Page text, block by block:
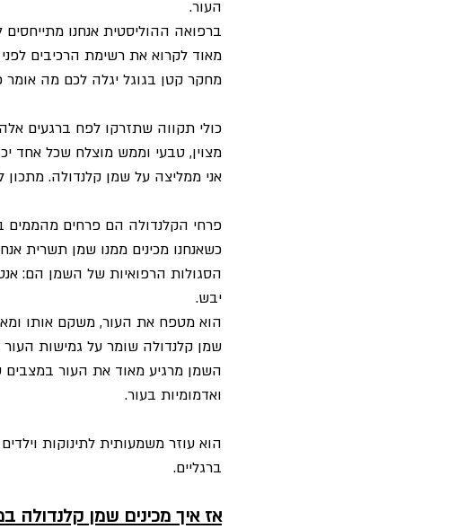
העור.
ברפואה ההוליסטית אנחנו
מאוד לקרוא את רשימת הרכיבים
מחקר קטן בגוגל יגלה לכם מה
כולי תקווה שתזרקו לפח ברגעים
מצוין, טבעי וממש מוצלח שכל אחד
אני ממליצה על שמן קלנדולה.
פרחי הקלנדולה הם פרחים מהממים
כשאנחנו מכינים ממנו שמן תשרית
הסגולות הרפואיות של השמן הם:
יבש.
הוא מטפח את העור, משקם אותו
שמן קלנדולה שומר על גמישות
השמן מרגיע מאוד את העור
ואדמומיות בעור.
הוא עוזר משמעותית לתינוקות
ברגליים.
אז איך מכינים שמן קלנדולה